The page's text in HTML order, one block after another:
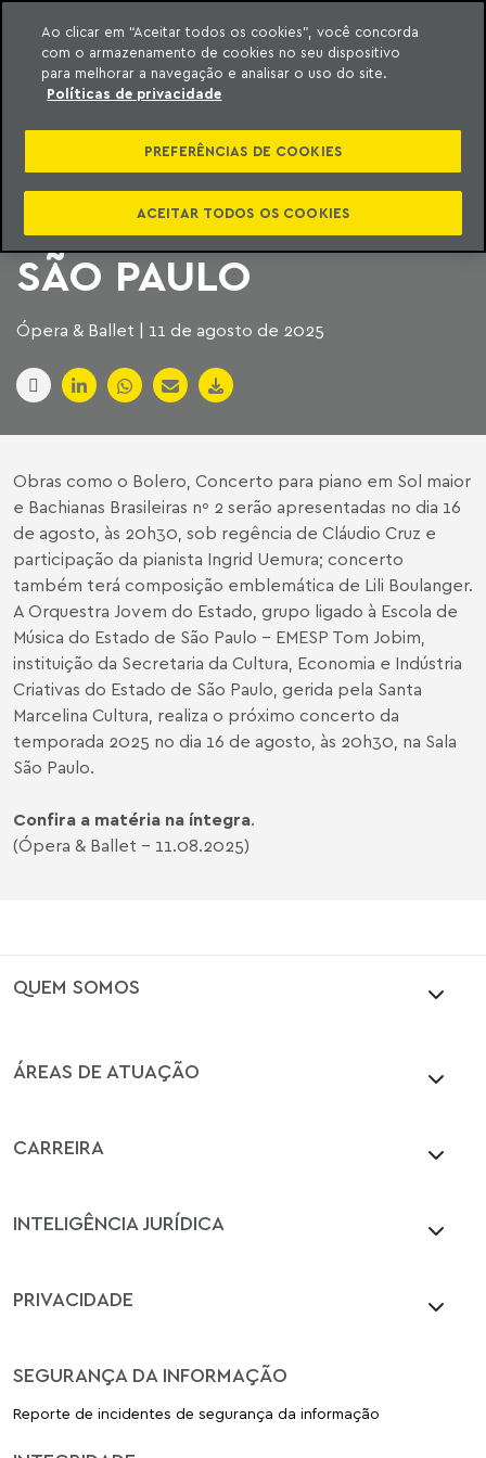
o conteúdo
Machado Meyer
CONCERTO DA
ORQUESTRA JOVEM
DO ESTADO NA SALA
SÃO PAULO
Ópera & Ballet | 11 de agosto de 2025
Obras como o Bolero, Concerto para piano em Sol maior
e Bachianas Brasileiras nº 2 serão apresentadas no dia 16
de agosto, às 20h30, sob regência de Cláudio Cruz e
participação da pianista Ingrid Uemura; concerto
também terá composição emblemática de Lili Boulanger.
A Orquestra Jovem do Estado, grupo ligado à Escola de
Música do Estado de São Paulo - EMESP Tom Jobim,
instituição da Secretaria da Cultura, Economia e Indústria
Criativas do Estado de São Paulo, gerida pela Santa
Marcelina Cultura, realiza o próximo concerto da
temporada 2025 no dia 16 de agosto, às 20h30, na Sala
São Paulo.
Confira a matéria na íntegra.
(Ópera & Ballet - 11.08.2025)
QUEM SOMOS
ÁREAS DE ATUAÇÃO
CARREIRA
INTELIGÊNCIA JURÍDICA
PRIVACIDADE
SEGURANÇA DA INFORMAÇÃO
Reporte de incidentes de segurança da informação
Ao clicar em “Aceitar todos os cookies”, você concorda
com o armazenamento de cookies no seu dispositivo
para melhorar a navegação e analisar o uso do site.
Políticas de privacidade
PREFERÊNCIAS DE COOKIES
ACEITAR TODOS OS COOKIES